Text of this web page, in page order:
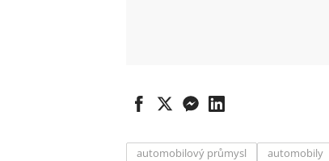
automobilový průmysl automobily